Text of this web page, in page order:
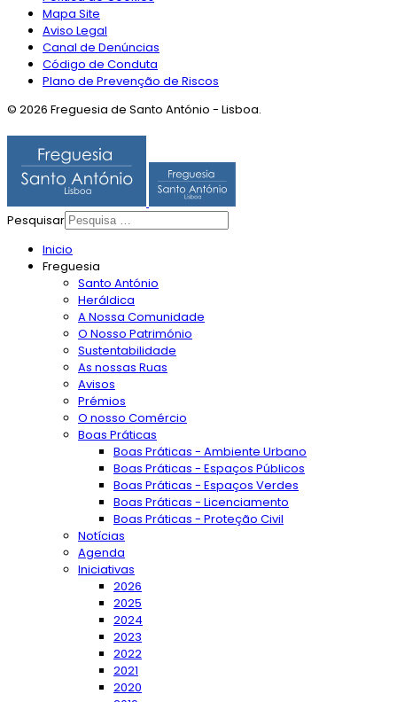
Mapa Site
Aviso Legal
Canal de Denúncias
Código de Conduta
Plano de Prevenção de Riscos
© 2026 Freguesia de Santo António - Lisboa.
Pesquisar
Inicio
Freguesia
Santo António
Heráldica
A Nossa Comunidade
O Nosso Património
Sustentabilidade
As nossas Ruas
Avisos
Prémios
O nosso Comércio
Boas Práticas
Boas Práticas - Ambiente Urbano
Boas Práticas - Espaços Públicos
Boas Práticas - Espaços Verdes
Boas Práticas - Licenciamento
Boas Práticas - Proteção Civil
Notícias
Agenda
Iniciativas
2026
2025
2024
2023
2022
2021
2020